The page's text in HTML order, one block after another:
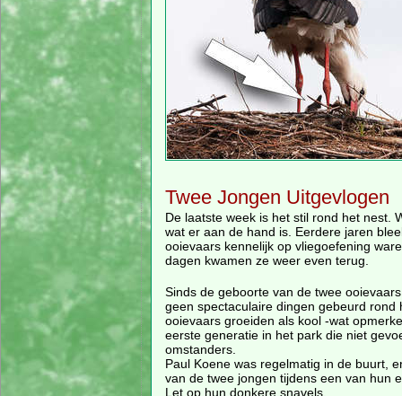
Twee Jongen Uitgevlogen
De laatste week is het stil rond het nest.
wat er aan de hand is. Eerdere jaren
ooievaars kennelijk op vliegoefening
dagen kwamen ze weer even terug.
Sinds de geboorte van de twee
geen spectaculaire dingen gebeurd rond
ooievaars groeiden als kool -wat
eerste generatie in het park die niet
omstanders.
Paul Koene was regelmatig in de buurt,
van de twee jongen tijdens een van hun
Let op hun donkere snavels.